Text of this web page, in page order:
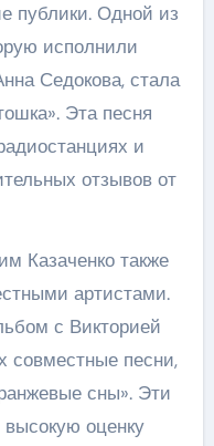
публики. Одной из
исполнили
Седокова, стала
Эта песня
и
отзывов от
Казаченко также
артистами.
с Викторией
совместные песни,
сны». Эти
оценку